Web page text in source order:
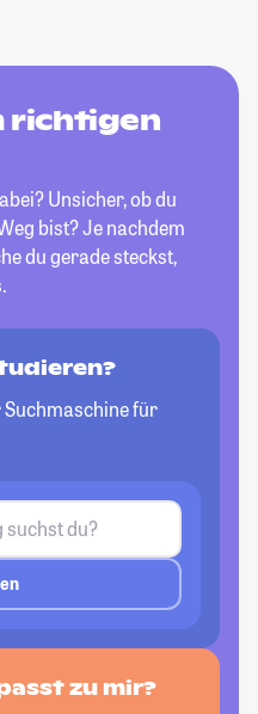
richtigen
Unsicher, ob du
bist? Je nachdem
du gerade steckst,
für
zu mir?